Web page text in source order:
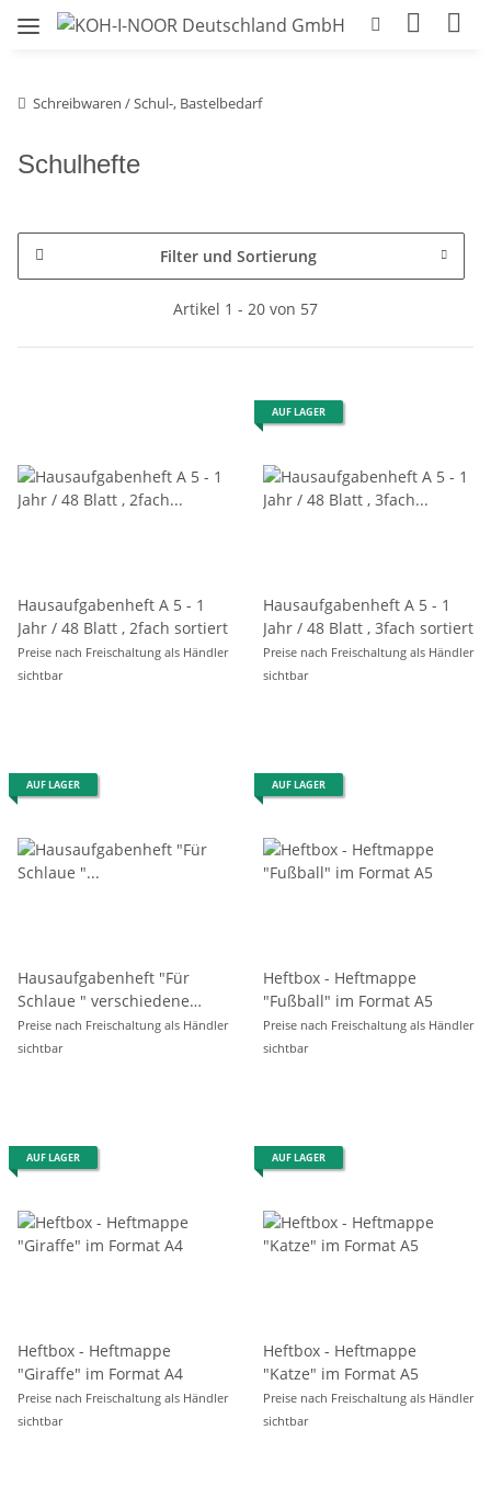
Schreibwaren / Schul-, Bastelbedarf
Schulhefte
Filter und Sortierung
Artikel 1 - 20 von 57
Hausaufgabenheft A 5 - 1
Jahr / 48 Blatt , 2fach sortiert
Preise nach Freischaltung als Händler
sichtbar
AUF LAGER
Hausaufgabenheft A 5 - 1
Jahr / 48 Blatt , 3fach sortiert
Preise nach Freischaltung als Händler
sichtbar
AUF LAGER
Hausaufgabenheft "Für
Schlaue " verschiedene
Motive, sortiert
Preise nach Freischaltung als Händler
sichtbar
AUF LAGER
Heftbox - Heftmappe
"Fußball" im Format A5
Preise nach Freischaltung als Händler
sichtbar
AUF LAGER
Heftbox - Heftmappe
"Giraffe" im Format A4
Preise nach Freischaltung als Händler
sichtbar
AUF LAGER
Heftbox - Heftmappe
"Katze" im Format A5
Preise nach Freischaltung als Händler
sichtbar